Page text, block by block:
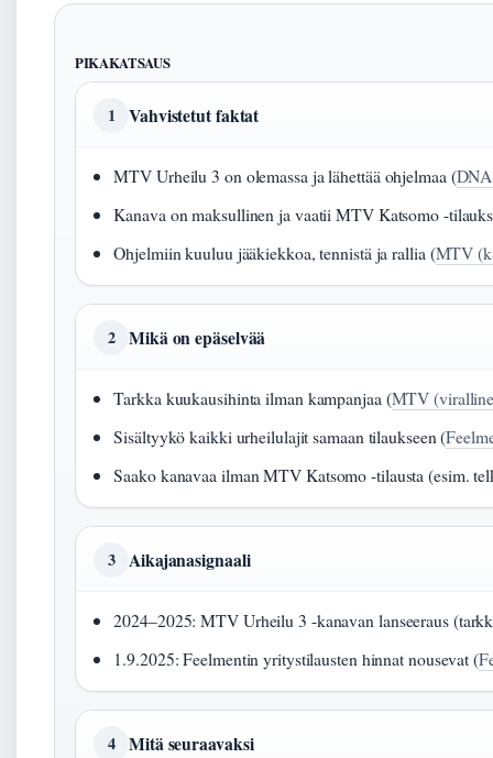
PIKAKATSAUS
1 Vahvistetut faktat
MTV Urheilu 3 on olemassa ja lähettää ohjelmaa (
Kanava on maksullinen ja vaatii MTV Katsomo -
Ohjelmiin kuuluu jääkiekkoa, tennistä ja rallia (MTV
2 Mikä on epäselvää
Tarkka kuukausihinta ilman kampanjaa (MTV
Sisältyykö kaikki urheilulajit samaan tilaukseen (
Saako kanavaa ilman MTV Katsomo -tilausta (esim.
3 Aikajanasignaali
2024–2025: MTV Urheilu 3 -kanavan lanseeraus
1.9.2025: Feelmentin yritystilausten hinnat nousevat (
4 Mitä seuraavaksi